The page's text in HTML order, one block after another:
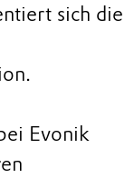
sich die
Evonik